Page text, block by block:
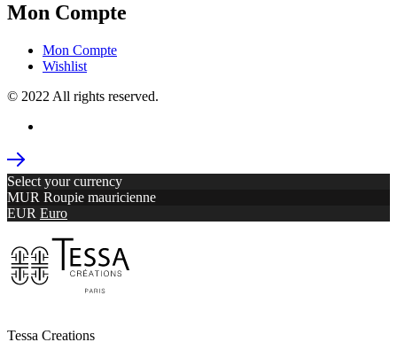
Mon Compte
Mon Compte
Wishlist
© 2022 All rights reserved.
Select your currency
MUR Roupie mauricienne
EUR Euro
Tessa Creations